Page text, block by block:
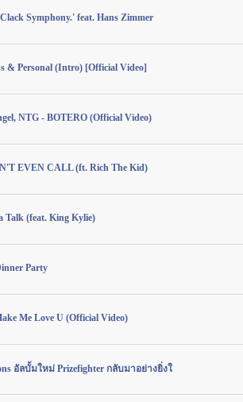
Symphony.' feat. Hans Zimmer
& Personal (Intro) [Official Video]
NTG - BOTERO (Official Video)
EVEN CALL (ft. Rich The Kid)
Talk (feat. King Kylie)
Party
Me Love U (Official Video)
อัลบั้มใหม่ Prizefighter กลับมาอย่างยิ่งใ